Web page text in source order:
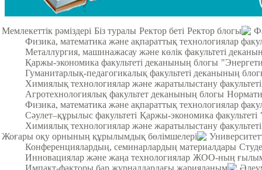
Мемлекеттік рәміздері Біз туралы Ректор беті Ректор блогы
Физика, математика және ақпараттық технологиялар
Металлургия, машинажасау және көлік факультеті
Қаржы-экономика факультеті деканының блогы
Гуманитарлық-педагогикалық факультеті деканының
Химиялық технологиялар және жаратылыстану
Агротехнологиялық факультет деканының блогы
Физика, математика және ақпараттық технологиялар
Cәулет–құрылыс факультеті Қаржы-экономика факультеті
Химиялық технологиялар және жаратылыстану факультеті
Жоғары оқу орнының құрылымдық бөлімшелері
Конференциялардың, семинарлардың материалдары
Инновациялар және жаңа технологиялар ЖОО-ның
Импакт-факторы бар журналдардағы жарияланым